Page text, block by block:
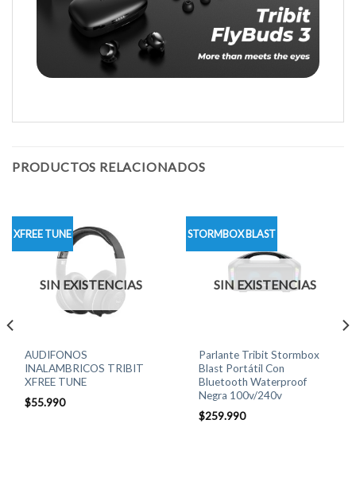
PRODUCTOS RELACIONADOS
XFREE TUNE
SIN EXISTENCIAS
AUDIFONOS
INALAMBRICOS TRIBIT
XFREE TUNE
$55.990
STORMBOX BLAST
SIN EXISTENCIAS
Parlante Tribit Stormbox
Blast Portátil Con
Bluetooth Waterproof
Negra 100v/240v
$259.990